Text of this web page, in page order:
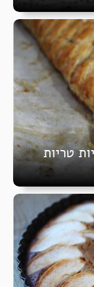
טריות